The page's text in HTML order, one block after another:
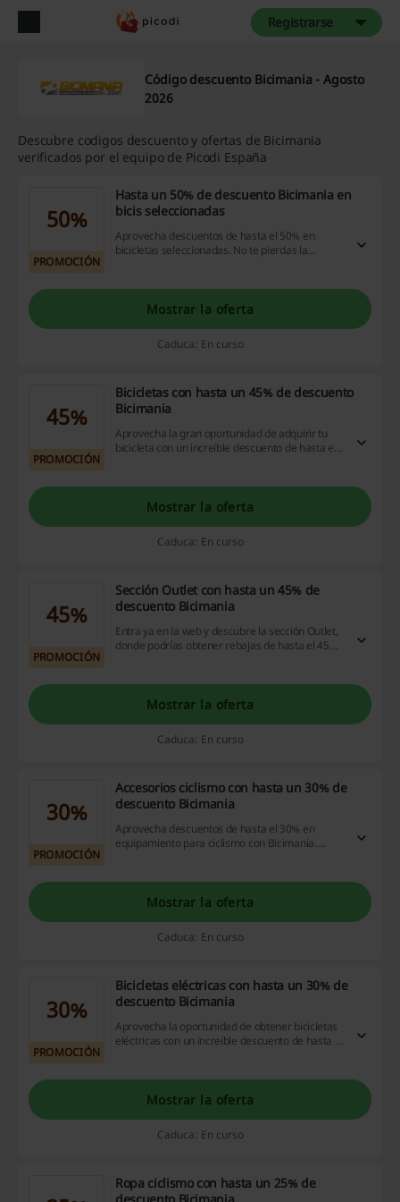
Registrarse
Código descuento Bicimania - Agosto
2026
Descubre codigos descuento y ofertas de Bicimania
verificados por el equipo de Picodi España
50%
PROMOCIÓN
Hasta un 50% de descuento Bicimania en
bicis seleccionadas
Aprovecha descuentos de hasta el 50% en
bicicletas seleccionadas. No te pierdas la
comienza a economizar.
Mostrar la oferta
Caduca: En curso
45%
PROMOCIÓN
Bicicletas con hasta un 45% de descuento
Bicimania
Aprovecha la gran oportunidad de adquirir tu
bicicleta con un increíble descuento de hasta el
Mostrar la oferta
Caduca: En curso
45%
PROMOCIÓN
Sección Outlet con hasta un 45% de
descuento Bicimania
Entra ya en la web y descubre la sección Outlet,
donde podrías obtener rebajas de hasta el 45%
Mostrar la oferta
Caduca: En curso
30%
PROMOCIÓN
Accesorios ciclismo con hasta un 30% de
descuento Bicimania
Aprovecha descuentos de hasta el 30% en
equipamiento para ciclismo con Bicimania.
oportunidad, comienza a ahorrar ya!
Mostrar la oferta
Caduca: En curso
30%
PROMOCIÓN
Bicicletas eléctricas con hasta un 30% de
descuento Bicimania
Aprovecha la oportunidad de obtener bicicletas
eléctricas con un increíble descuento de hasta el
Mostrar la oferta
Caduca: En curso
Ropa ciclismo con hasta un 25% de